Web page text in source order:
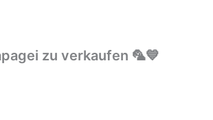
zu verkaufen 🦜💙